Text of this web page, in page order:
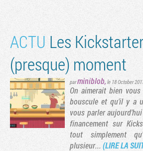
ACTU Les
(presque) moment
parminiblob, le 18 October
On aimerait bien
bouscule et qu'il y a
vous parler
financement sur
tout simplement
plusieur...(LIRE LA